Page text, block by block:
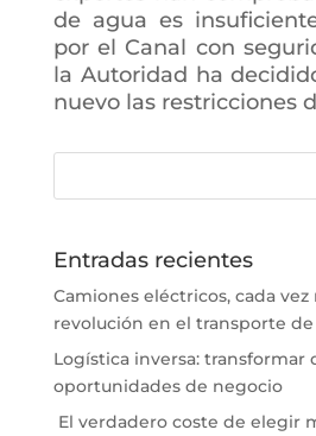
de agua es
por el Canal con
la Autoridad ha
nuevo las restricciones
Entradas recientes
Camiones eléctricos, cada vez
revolución en el transporte
Logística inversa: transformar
oportunidades de negocio
El verdadero coste de elegir